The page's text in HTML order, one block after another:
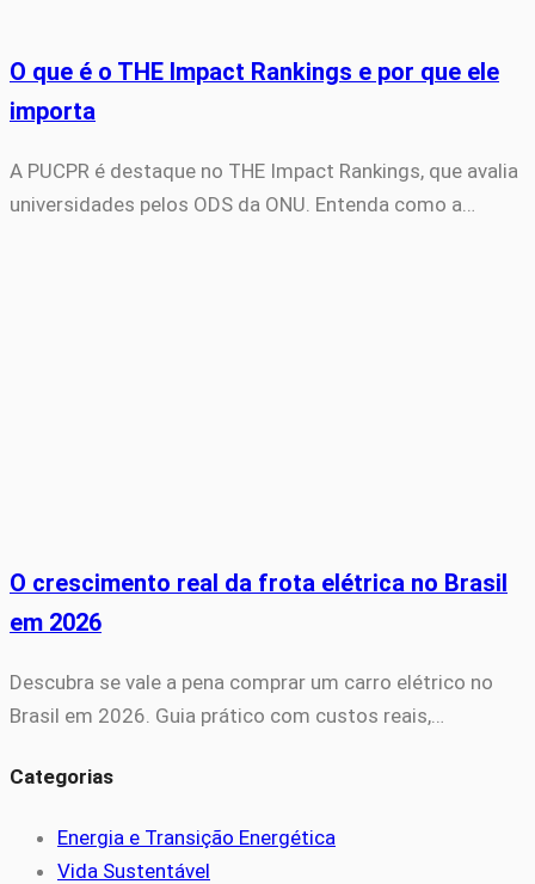
O que é o THE Impact Rankings e por que ele
importa
A PUCPR é destaque no THE Impact Rankings, que avalia
universidades pelos ODS da ONU. Entenda como a…
O crescimento real da frota elétrica no Brasil
em 2026
Descubra se vale a pena comprar um carro elétrico no
Brasil em 2026. Guia prático com custos reais,…
Categorias
Energia e Transição Energética
Vida Sustentável